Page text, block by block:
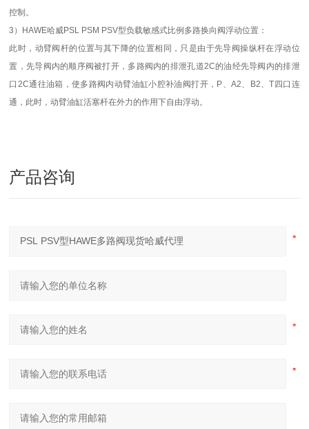
控制。
3）HAWE哈威PSL PSM PSV型负载敏感式比例多路换向阀浮动位置：
此时，动臂阀杆的位置与其下降的位置相同，只是由于先导阀操纵杆在浮动位
置，先导阀内的顺序阀被打开，多路阀内的排泄孔道2C的油经先导阀内的排泄
口2C通往油箱，使多路阀内动臂油缸小腔补油阀打开，P、A2、B2、T四口连
通，此时，动臂油缸活塞杆在外力的作用下自由浮动。
产品咨询